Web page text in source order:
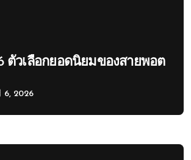
ตัวเลือกยอดนิยมของสายพอต
6, 2026